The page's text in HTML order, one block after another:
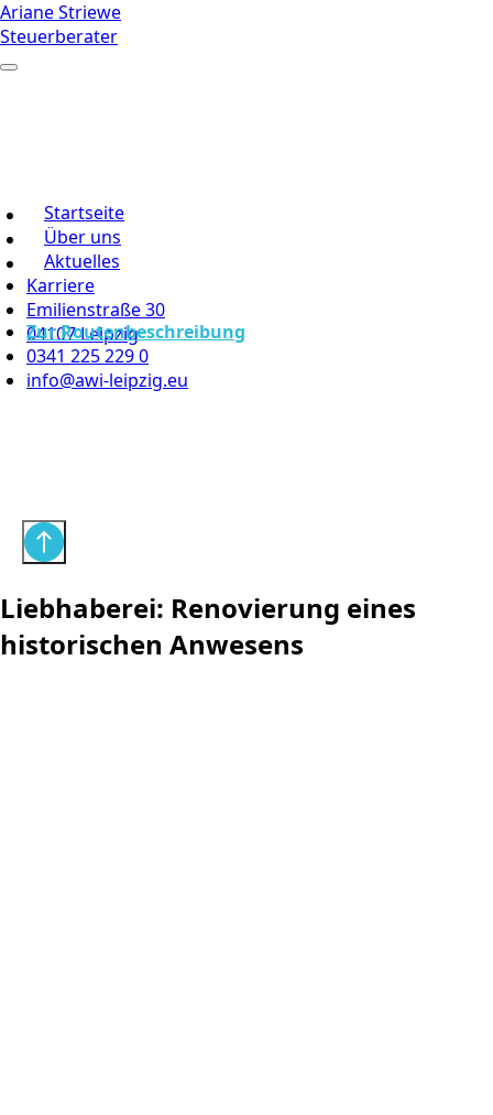
Ariane Striewe
Steuerberater
Startseite
Über uns
Aktuelles
Karriere
Emilienstraße 30
04107 Leipzig
Zur Routenbeschreibung
0341 225 229 0
info@awi-leipzig.eu
Liebhaberei: Renovierung eines
historischen Anwesens